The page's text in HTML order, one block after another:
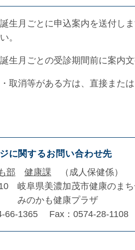
生月ごとに申込案内を送付し
。
生月ごとの受診期間前に案内
取消等がある方は、直接また
に関するお問い合わせ先
部
健康課
成人保健係
岐阜県美濃加茂市健康のま
みのかも健康プラザ
66-1365
Fax：0574-28-1108